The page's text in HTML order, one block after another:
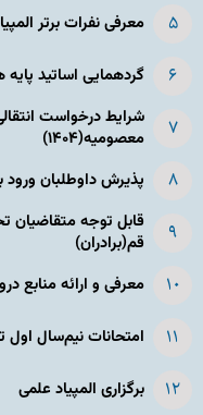
معرفی نفرات برتر
گردهمایی اساتید
شرایط درخواست
معصومیه(۱۴۰۴)
پذیرش داوطلبان ورود به
قابل توجه
قم(برادران)
معرفی و ارائه منابع
امتحانات نیم‌سال اول تحصیلی
برگزاری المپیاد علمی